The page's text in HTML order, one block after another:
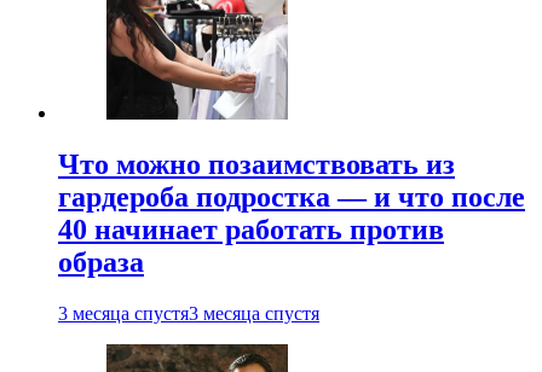
Что можно позаимствовать из
гардероба подростка — и что после
40 начинает работать против
образа
3 месяца спустя3 месяца спустя